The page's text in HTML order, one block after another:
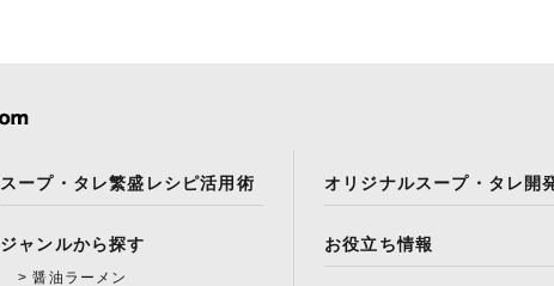
スープ・タレ繁盛レシピ活用術
ジャンルから探す
醤油ラーメン
オリジナルスープ・タレ開
お役立ち情報